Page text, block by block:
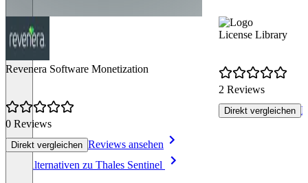
Revenera Software Monetization
0 Reviews
Direkt vergleichen Reviews ansehen
License Library
2 Reviews
Direkt vergleichen
Alle Alternativen zu Thales Sentinel